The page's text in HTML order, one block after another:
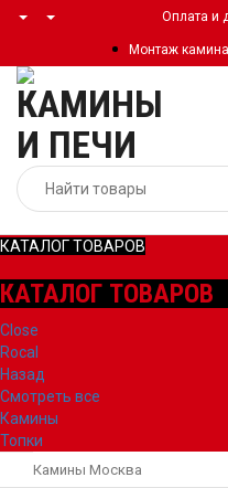
Оплата и
Монтаж
КАТАЛОГ ТОВАРОВ
КАТАЛОГ ТОВАРОВ
Close
Rocal
Назад
Смотреть все
Камины
Топки
Камины Москва